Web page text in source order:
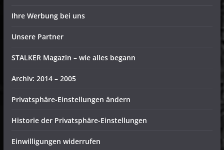
Ihre Werbung bei uns
Unsere Partner
STALKER Magazin – wie alles begann
Archiv: 2014 – 2005
Privatsphäre-Einstellungen ändern
Historie der Privatsphäre-Einstellungen
Einwilligungen widerrufen